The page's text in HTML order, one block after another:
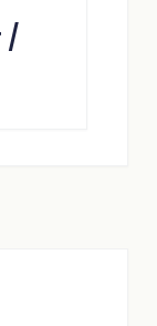
/